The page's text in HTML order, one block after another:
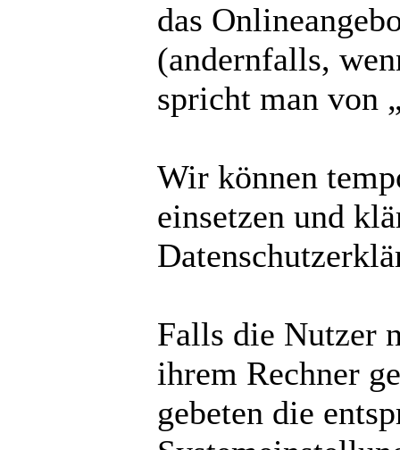
das
(andernfalls,
spricht man von
Wir können
einsetzen und
Falls die Nutzer
ihrem Rechner
gebeten die